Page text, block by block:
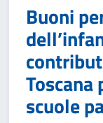
Buoni
scuole